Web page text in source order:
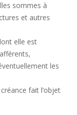
sommes à
et autres
elle est
les
fait l’objet